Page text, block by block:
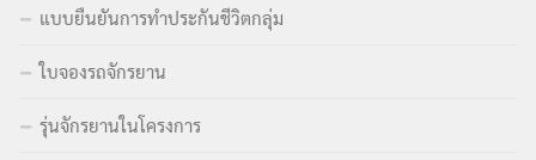
แบบยืนยันการทำประกันชีวิตกลุ่ม
ใบจองรถจักรยาน
รุ่นจักรยานในโครงการ